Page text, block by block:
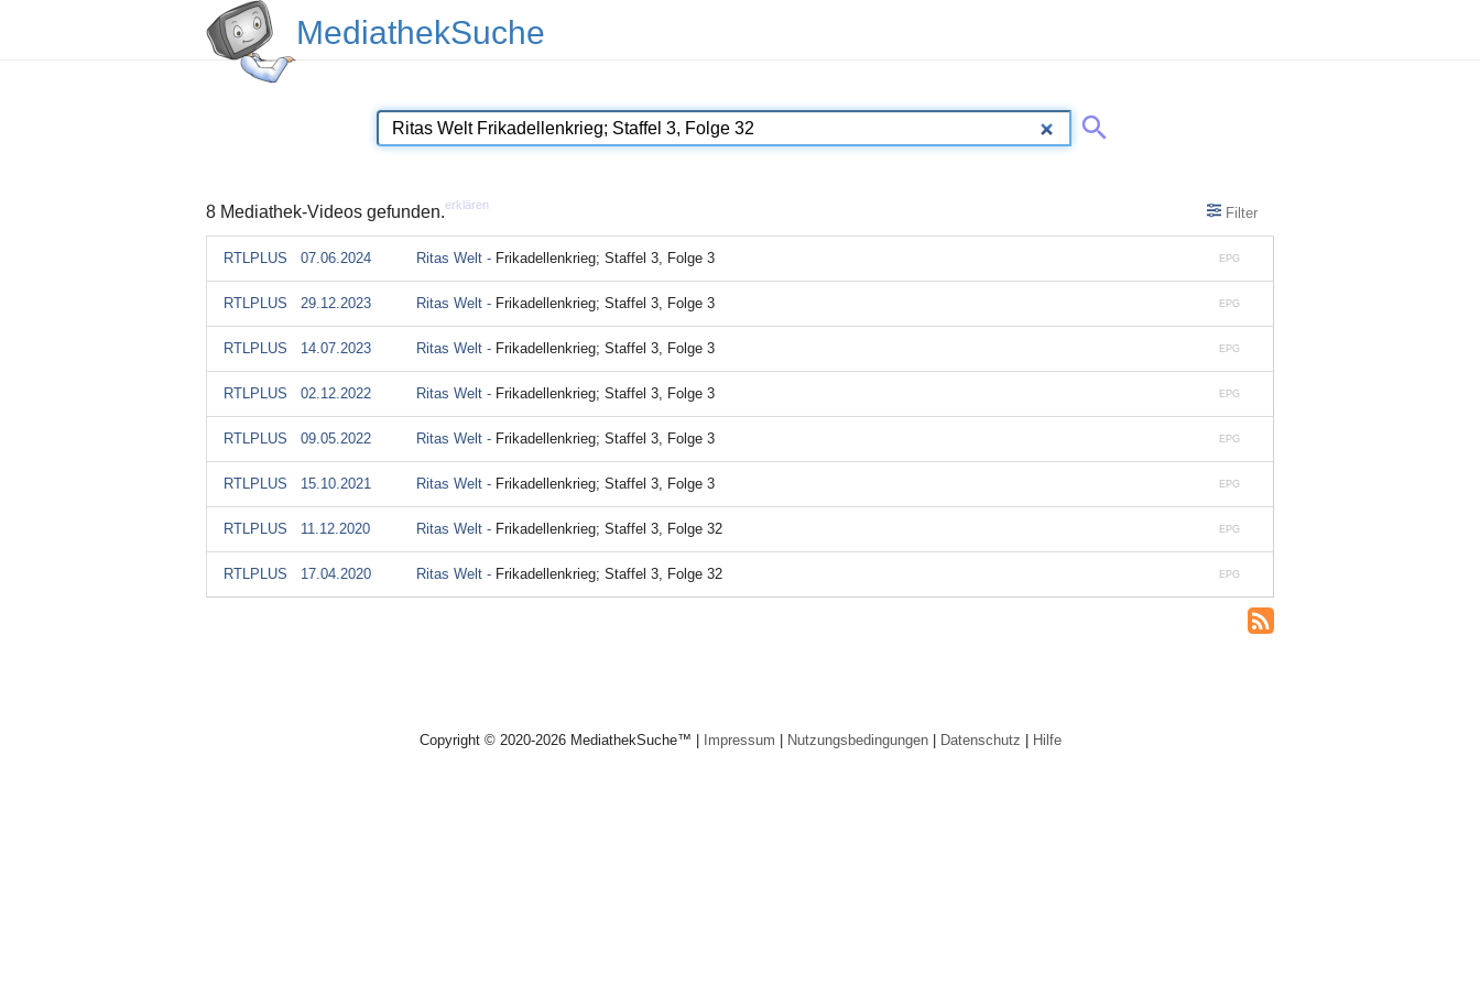
MediathekSuche
8 Mediathek-Videos gefunden.erklären Filter
EPG
RTLPLUS 07.06.2024 Ritas Welt - Frikadellenkrieg; Staffel 3, Folge 3
EPG
RTLPLUS 29.12.2023 Ritas Welt - Frikadellenkrieg; Staffel 3, Folge 3
EPG
RTLPLUS 14.07.2023 Ritas Welt - Frikadellenkrieg; Staffel 3, Folge 3
EPG
RTLPLUS 02.12.2022 Ritas Welt - Frikadellenkrieg; Staffel 3, Folge 3
EPG
RTLPLUS 09.05.2022 Ritas Welt - Frikadellenkrieg; Staffel 3, Folge 3
EPG
RTLPLUS 15.10.2021 Ritas Welt - Frikadellenkrieg; Staffel 3, Folge 3
EPG
RTLPLUS 11.12.2020 Ritas Welt - Frikadellenkrieg; Staffel 3, Folge 32
EPG
RTLPLUS 17.04.2020 Ritas Welt - Frikadellenkrieg; Staffel 3, Folge 32
Copyright © 2020-2026 MediathekSuche™ | Impressum | Nutzungsbedingungen| Datenschutz | Hilfe